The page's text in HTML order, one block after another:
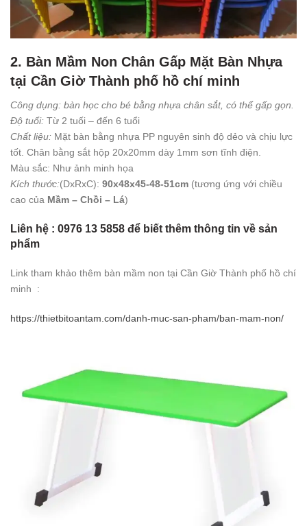
2. Bàn Mầm Non Chân Gấp Mặt Bàn Nhựa
tại Cần Giờ Thành phố hồ chí minh
Công dụng: bàn học cho bé bằng nhựa chân sắt, có thể gấp gọn.
Độ tuổi: Từ 2 tuối – đến 6 tuổi
Chất liệu: Mặt bàn bằng nhựa PP nguyên sinh độ dẻo và chịu lực
tốt. Chân bằng sắt hộp 20x20mm dày 1mm sơn tĩnh điện.
Màu sắc: Như ảnh minh họa
Kích thước:(DxRxC): 90x48x45-48-51cm (tương ứng với chiều
cao của Mầm – Chồi – Lá)
Liên hệ : 0976 13 5858 để biết thêm thông tin về sản
phẩm
Link tham khảo thêm bàn mầm non tại Cần Giờ Thành phố hồ chí
minh :
https://thietbitoantam.com/danh-muc-san-pham/ban-mam-non/